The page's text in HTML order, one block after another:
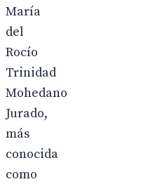
María
del
Rocío
Trinidad
Mohedano
Jurado,
más
conocida
como